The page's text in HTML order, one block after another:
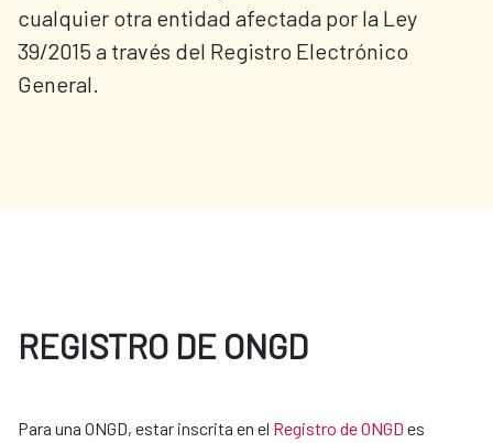
cualquier otra entidad afectada por la Ley
39/2015 a través del Registro Electrónico
General.
REGISTRO DE ONGD
Para una ONGD, estar inscrita en el Registro de ONGD es